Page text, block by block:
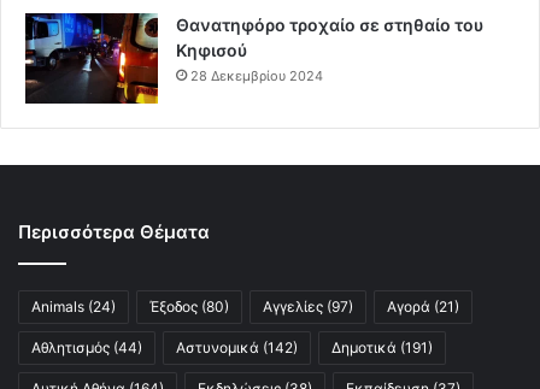
Θανατηφόρο τροχαίο σε στηθαίο του
Κηφισού
28 Δεκεμβρίου 2024
Περισσότερα Θέματα
Animals (24) Έξοδος (80) Αγγελίες (97) Αγορά (21)
Αθλητισμός (44) Αστυνομικά (142) Δημοτικά (191)